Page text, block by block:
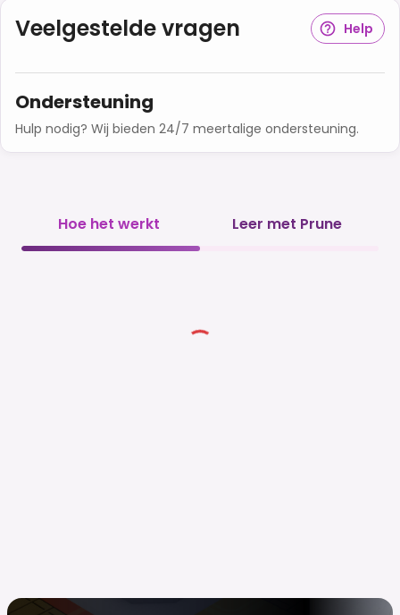
Veelgestelde vragen Help
Ondersteuning
Hulp nodig? Wij bieden 24/7 meertalige ondersteuning.
Hoe het werkt Leer met Prune